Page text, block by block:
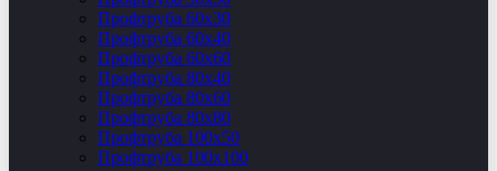
Профтруба 60х30
Профтруба 60х40
Профтруба 60х60
Профтруба 80х40
Профтруба 80х60
Профтруба 80х80
Профтруба 100х50
Профтруба 100х100